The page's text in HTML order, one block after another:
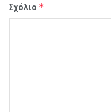
Σχόλιο *